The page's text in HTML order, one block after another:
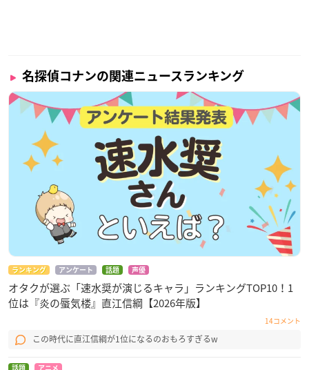
名探偵コナンの関連ニュースランキング
ランキング アンケート 話題 声優
オタクが選ぶ「速水奨が演じるキャラ」ランキングTOP10！1
位は『炎の蜃気楼』直江信綱【2026年版】
14コメント
この時代に直江信綱が1位になるのおもろすぎるw
話題 アニメ